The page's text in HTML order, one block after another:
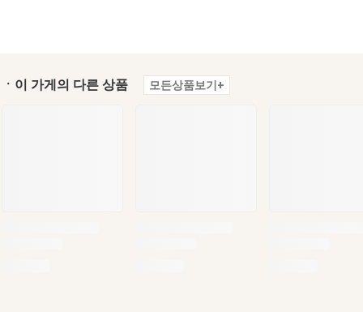
ㆍ이 가게의 다른 상품 모든상품보기+